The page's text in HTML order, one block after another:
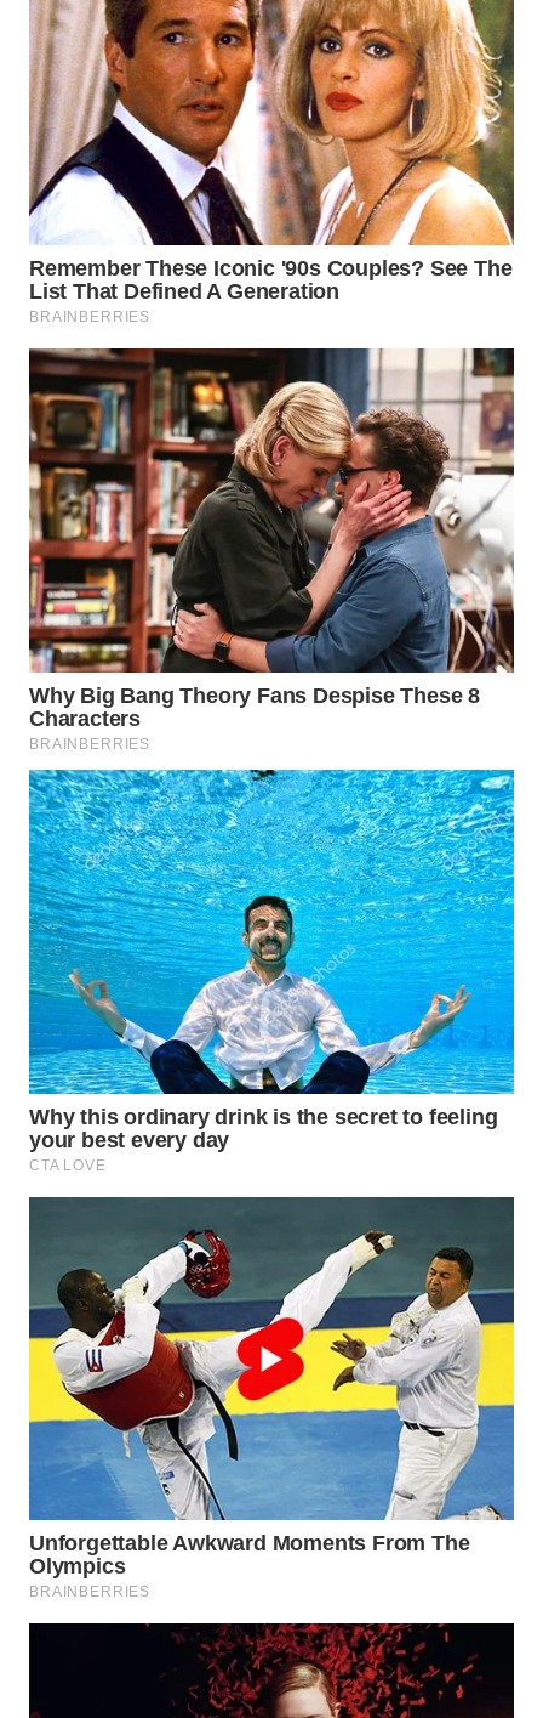
LAWAS
WN
SUMEDANG
WN
CIANJUR
WN
KEPULAUAN
SERIBU
WN
TANGERANG
WN
BINJAI
WN
CIREBON
WN
INDRAMAYU
WN
KUNINGAN
WN
MAJALENGKA
WN
SUBANG
WN
SUKABUMI
WN
PURWAKARTA
WN
SEMARANG
WN
SOLO
BOROBUDUR
WN
MADURA